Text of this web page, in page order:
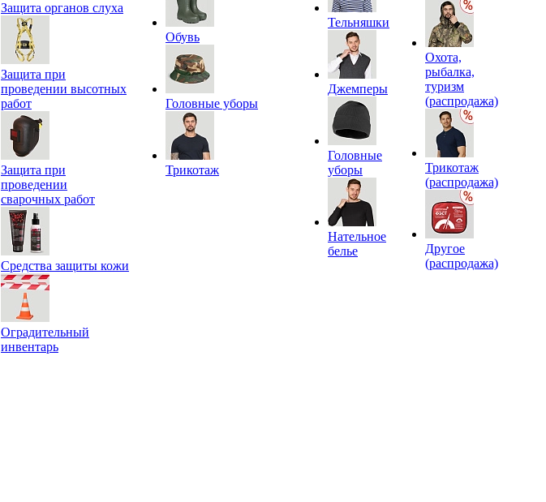
Защита органов слуха
Защита при
проведении высотных
работ
Защита при
проведении
сварочных работ
Средства защиты кожи
Оградительный
инвентарь
Обувь
Головные уборы
Трикотаж
Тельняшки
Джемперы
Головные
уборы
Нательное
белье
Охота,
рыбалка,
туризм
(распродажа)
Трикотаж
(распродажа)
Другое
(распродажа)